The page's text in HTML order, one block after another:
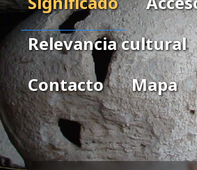
Relevancia cultural
Contacto
Mapa